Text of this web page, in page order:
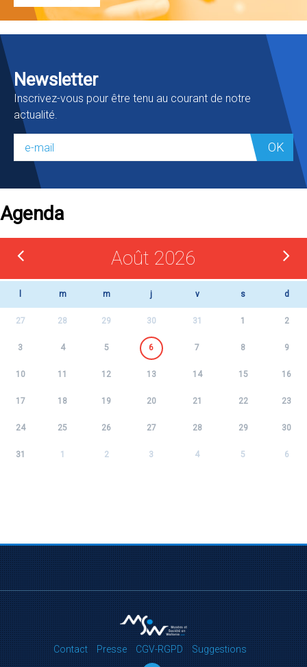
Newsletter
Inscrivez-vous pour être tenu au courant de notre
actualité.
OK
Agenda
Août 2026
m m j v s d
27 28 29 30 31 1 2
3 4 5 6 7 8 9
10 11 12 13 14 15 16
17 18 19 20 21 22 23
24 25 26 27 28 29 30
31 1 2 3 4 5 6
Contact Presse CGV-RGPD Suggestions